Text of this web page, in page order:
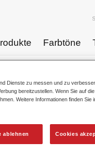
Farbtöne
Dienste zu messen und zu
bereitzustellen. Wenn Sie auf die
Weitere Informationen finden Sie
ablehnen Cookies